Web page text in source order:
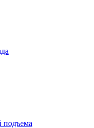
подъема